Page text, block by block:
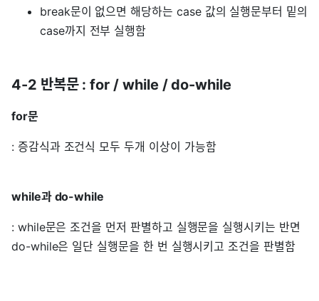
break문이 없으면 해당하는 case 값의 실행문부터 밑의
case까지 전부 실행함
4-2 반복문 : for / while / do-while
for문
: 증감식과 조건식 모두 두개 이상이 가능함
while과 do-while
: while문은 조건을 먼저 판별하고 실행문을 실행시키는 반면
do-while은 일단 실행문을 한 번 실행시키고 조건을 판별함